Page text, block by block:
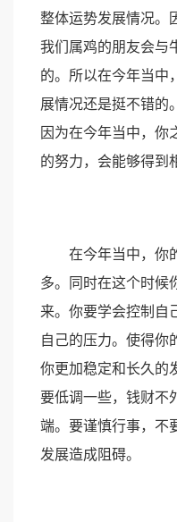
整体运势发展情况。
我们属鸡的朋友会与
的。所以在今年当中
展情况还是挺不错的
因为在今年当中，你
的努力，会能够得到
在今年当中，你
多。同时在这个时候
来。你要学会控制自
自己的压力。使得你
你更加稳定和长久的
要低调一些，钱财不
端。要谨慎行事，不
发展造成阻碍。